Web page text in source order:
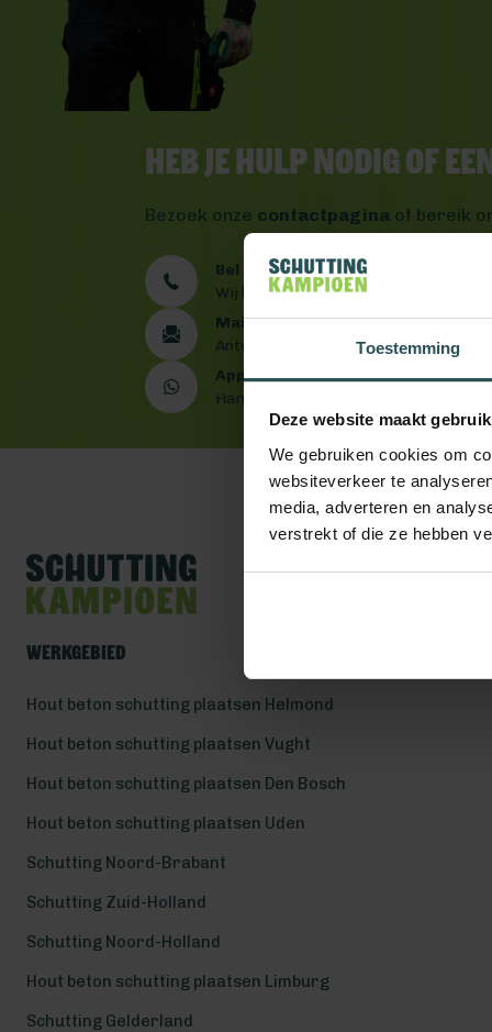
Toestemming
Deze website maakt
We gebruiken cookies om
websiteverkeer te
media, adverteren en
verstrekt of die ze hebben
Heb je hulp nodig of
Bezoek onze contactpagina of bereik
Bel ons 0492 - 313 008
Wij helpen je graag verder
Mail ons
Antwoord binnen één werkdag
App ons
Handig toch?
Werkgebied
Hout beton schutting plaatsen Helmond
Hout beton schutting plaatsen Vught
Hout beton schutting plaatsen Den Bosch
Hout beton schutting plaatsen Uden
Schutting Noord-Brabant
Schutting Zuid-Holland
Schutting Noord-Holland
Hout beton schutting plaatsen Limburg
Schutting Gelderland